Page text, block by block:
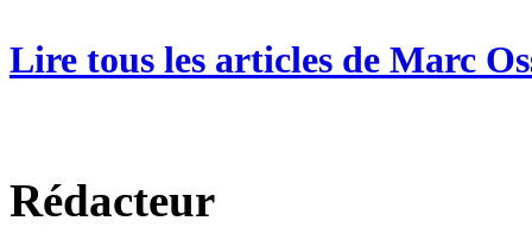
Lire tous les articles de Marc
Rédacteur